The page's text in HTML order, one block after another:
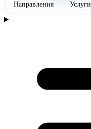
Направления Услуги